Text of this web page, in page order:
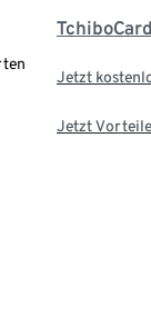
TchiboCard
Jetzt
Jetzt